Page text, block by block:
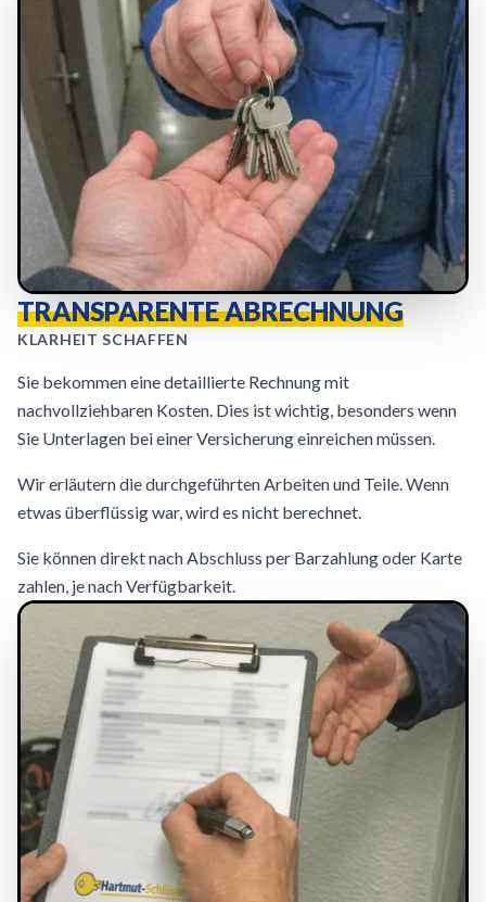
TRANSPARENTE ABRECHNUNG
KLARHEIT SCHAFFEN
Sie bekommen eine detaillierte Rechnung mit
nachvollziehbaren Kosten. Dies ist wichtig, besonders wenn
Sie Unterlagen bei einer Versicherung einreichen müssen.
Wir erläutern die durchgeführten Arbeiten und Teile. Wenn
etwas überflüssig war, wird es nicht berechnet.
Sie können direkt nach Abschluss per Barzahlung oder Karte
zahlen, je nach Verfügbarkeit.